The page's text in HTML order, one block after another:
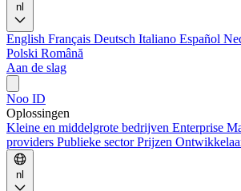
nl
English Français Deutsch Italiano Español
Polski Română
Aan de slag
Noo ID
Oplossingen
Kleine en middelgrote bedrijven Enterprise
providers Publieke sectorPrijzen
nl